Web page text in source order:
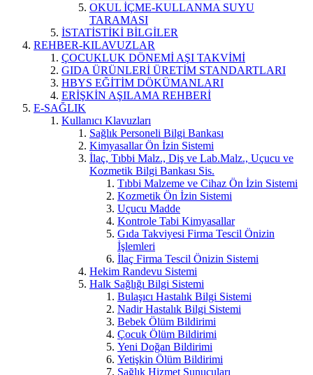
OKUL İÇME-KULLANMA SUYU
TARAMASI
İSTATİSTİKİ BİLGİLER
REHBER-KILAVUZLAR
ÇOCUKLUK DÖNEMİ AŞI TAKVİMİ
GIDA ÜRÜNLERİ ÜRETİM STANDARTLARI
HBYS EĞİTİM DÖKÜMANLARI
ERİŞKİN AŞILAMA REHBERİ
E-SAĞLIK
Kullanıcı Klavuzları
Sağlık Personeli Bilgi Bankası
Kimyasallar Ön İzin Sistemi
İlaç, Tıbbi Malz., Diş ve Lab.Malz., Uçucu ve
Kozmetik Bilgi Bankası Sis.
Tıbbi Malzeme ve Cihaz Ön İzin Sistemi
Kozmetik Ön İzin Sistemi
Uçucu Madde
Kontrole Tabi Kimyasallar
Gıda Takviyesi Firma Tescil Önizin
İşlemleri
İlaç Firma Tescil Önizin Sistemi
Hekim Randevu Sistemi
Halk Sağlığı Bilgi Sistemi
Bulaşıcı Hastalık Bilgi Sistemi
Nadir Hastalık Bilgi Sistemi
Bebek Ölüm Bildirimi
Çocuk Ölüm Bildirimi
Yeni Doğan Bildirimi
Yetişkin Ölüm Bildirimi
Sağlık Hizmet Sunucuları